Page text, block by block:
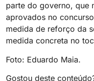
parte do governo, que
aprovados no
medida de reforço da
medida concreta no
Foto: Eduardo Maia.
Gostou deste